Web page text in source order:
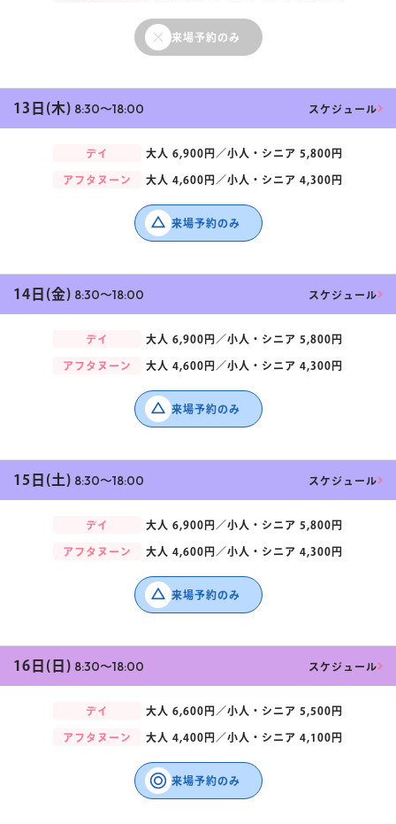
来場予約のみ
13日(木) 8:30〜18:00 スケジュール
デイ 大人 6,900円／小人・シニア 5,800円
アフタヌーン 大人 4,600円／小人・シニア 4,300円
来場予約のみ
14日(金) 8:30〜18:00 スケジュール
デイ 大人 6,900円／小人・シニア 5,800円
アフタヌーン 大人 4,600円／小人・シニア 4,300円
来場予約のみ
15日(土) 8:30〜18:00 スケジュール
デイ 大人 6,900円／小人・シニア 5,800円
アフタヌーン 大人 4,600円／小人・シニア 4,300円
来場予約のみ
16日(日) 8:30〜18:00 スケジュール
デイ 大人 6,600円／小人・シニア 5,500円
アフタヌーン 大人 4,400円／小人・シニア 4,100円
来場予約のみ